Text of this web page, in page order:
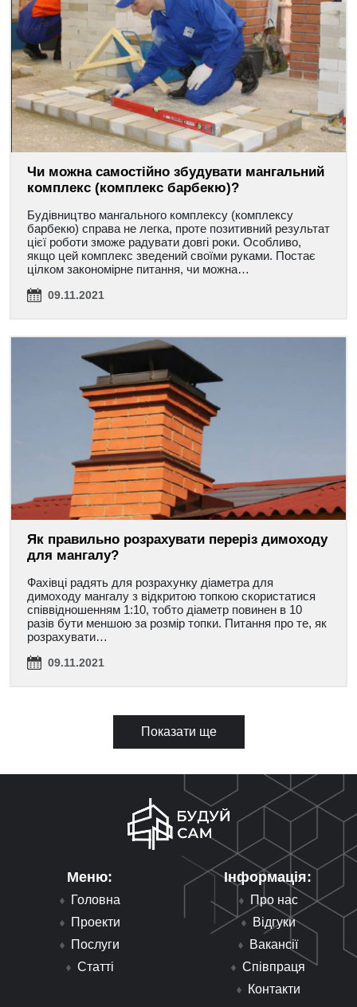
Чи можна самостійно збудувати мангальний
комплекс (комплекс барбекю)?
Будівництво мангального комплексу (комплексу
барбекю) справа не легка, проте позитивний результат
цієї роботи зможе радувати довгі роки. Особливо,
якщо цей комплекс зведений своїми руками. Постає
цілком закономірне питання, чи можна…
09.11.2021
Як правильно розрахувати переріз димоходу
для мангалу?
Фахівці радять для розрахунку діаметра для
димоходу мангалу з відкритою топкою скористатися
співвідношенням 1:10, тобто діаметр повинен в 10
разів бути меншою за розмір топки. Питання про те, як
розрахувати…
09.11.2021
Показати ще
Меню:
Головна
Проекти
Послуги
Статті
Інформація:
Про нас
Відгуки
Вакансії
Співпраця
Контакти